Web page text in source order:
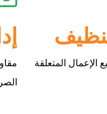
المتعلقة